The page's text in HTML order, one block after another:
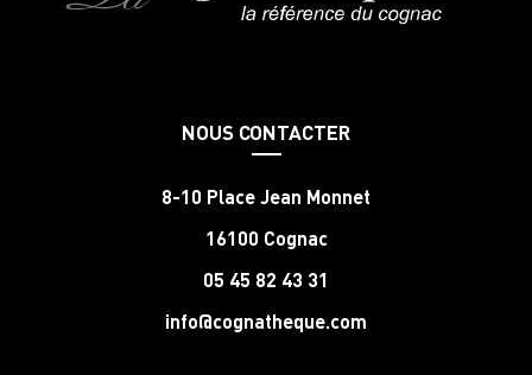
NOUS CONTACTER
8-10 Place Jean Monnet
16100 Cognac
05 45 82 43 31
info@cognatheque.com